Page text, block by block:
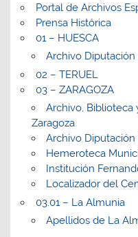
Portal de Archivos
Prensa Histórica
01 – HUESCA
Archivo
02 – TERUEL
03 – ZARAGOZA
Archivo,
Zaragoza
Archivo Diputación
Hemeroteca
Institución
Localizador del
03.01 – La Almunia
Apellidos de La